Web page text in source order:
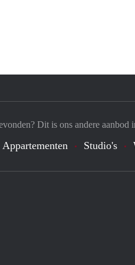
Dit is ons andere aanbod
Appartementen Studio's